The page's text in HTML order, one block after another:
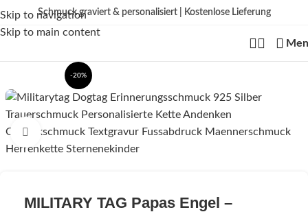
Skip to navigation
Skip to main content
Kein billiger Edelstahl als Standard – wir fertigen aus echtem 925 Sterling
Silber, mit hochwertiger 18K Vergoldung oder aus Echtgold.
Schmuck graviert & personalisiert | Kostenlose Lieferung
-20%
Click to enlarge
MILITARY TAG Papas Engel –